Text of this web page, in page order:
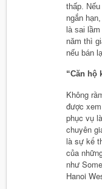
thấp.
ngắn
là sai
năm thì
nếu bán
“Căn hộ
Không
được
phục vụ
chuyên
là sự kế
của
như
Hanoi